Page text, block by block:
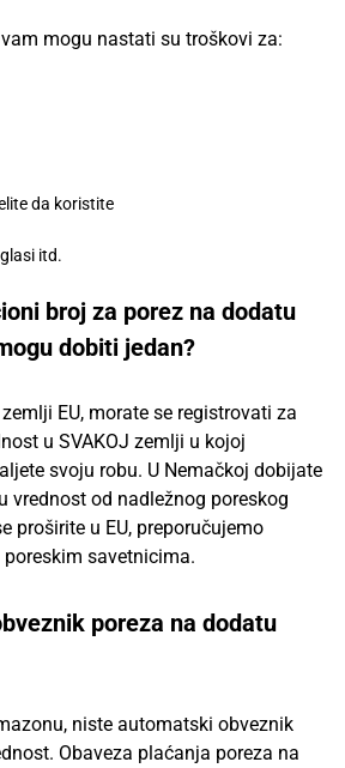
mogu nastati su troškovi za:
da koristite
itd.
broj za porez na dodatu
dobiti jedan?
EU, morate se registrovati za
u SVAKOJ zemlji u kojoj
svoju robu. U Nemačkoj dobijate
vrednost od nadležnog poreskog
proširite u EU, preporučujemo
savetnicima.
poreza na dodatu
niste automatski obveznik
Obaveza plaćanja poreza na